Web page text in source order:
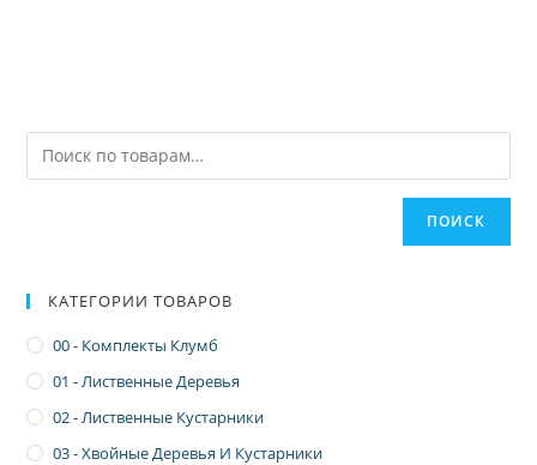
ПОИСК
КАТЕГОРИИ ТОВАРОВ
00 - Комплекты Клумб
01 - Лиственные Деревья
02 - Лиственные Кустарники
03 - Хвойные Деревья И Кустарники